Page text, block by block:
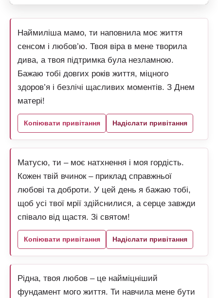
Наймиліша мамо, ти наповнила моє життя
сенсом і любов’ю. Твоя віра в мене творила
дива, а твоя підтримка була незламною.
Бажаю тобі довгих років життя, міцного
здоров’я і безлічі щасливих моментів. З Днем
матері!
Копіювати привітання Надіслати привітання
Матусю, ти – моє натхнення і моя гордість.
Кожен твій вчинок – приклад справжньої
любові та доброти. У цей день я бажаю тобі,
щоб усі твої мрії здійснилися, а серце завжди
співало від щастя. Зі святом!
Копіювати привітання Надіслати привітання
Рідна, твоя любов – це найміцніший
фундамент мого життя. Ти навчила мене бути